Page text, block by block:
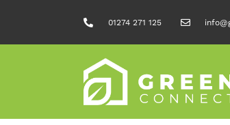
01274 271 125